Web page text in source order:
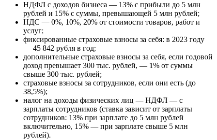
НДФЛ с доходов бизнеса — 13% с прибыли до 5 млн
рублей и 15% с суммы, превышающей 5 млн рублей;
НДС — 0%, 10%, 20% от стоимости товаров, работ и
услуг;
фиксированные страховые взносы за себя: в 2023 году
— 45 842 рубля в год;
дополнительные страховые взносы за себя, если годовой
доход превышает 300 тыс. рублей, — 1% от суммы
свыше 300 тыс. рублей;
страховые взносы за сотрудников, если они есть (до
38,5%);
налог на доходы физических лиц — НДФЛ — с
зарплаты сотрудников (ставка зависит от зарплаты
сотрудников: 13% при зарплате до 5 млн рублей
включительно, 15% — при зарплате свыше 5 млн
рублей).